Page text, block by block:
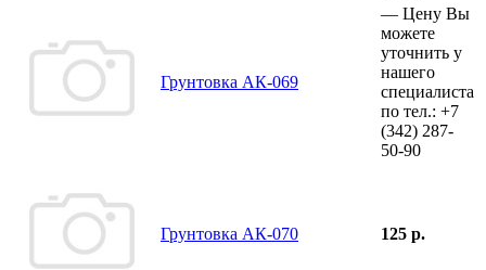
Грунтовка АК-069
— Цену Вы
можете
уточнить у
нашего
специалиста
по тел.: +7
(342) 287-
50-90
Грунтовка АК-070 125 р.